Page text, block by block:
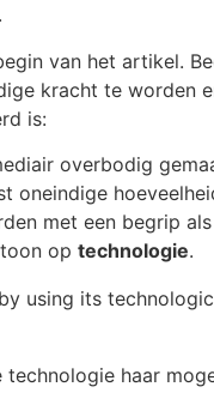
van het artikel.
kracht te worden
is:
overbodig
oneindige
met een begrip
op technologie.
using its
haar